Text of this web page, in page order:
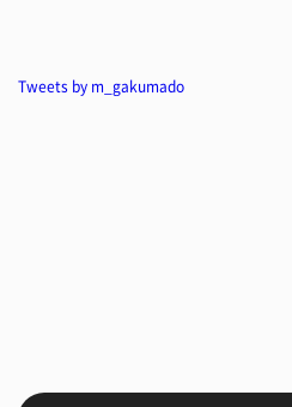
Tweets by m_gakumado